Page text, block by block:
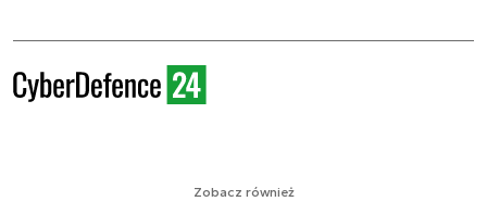
Zobacz również